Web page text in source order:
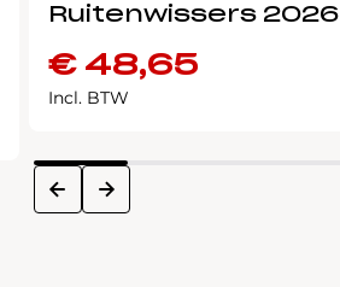
Ruitenwissers 2026
€48,65
Incl. BTW
prev next